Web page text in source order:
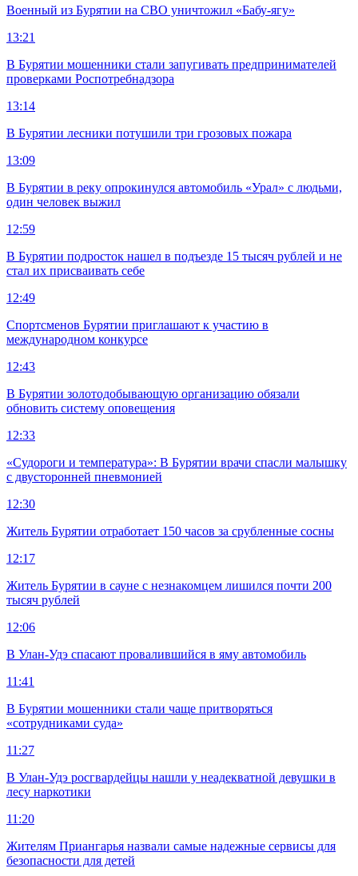
Военный из Бурятии на СВО уничтожил «Бабу-ягу»
13:21
В Бурятии мошенники стали запугивать предпринимателей
проверками Роспотребнадзора
13:14
В Бурятии лесники потушили три грозовых пожара
13:09
В Бурятии в реку опрокинулся автомобиль «Урал» с людьми,
один человек выжил
12:59
В Бурятии подросток нашел в подъезде 15 тысяч рублей и не
стал их присваивать себе
12:49
Спортсменов Бурятии приглашают к участию в
международном конкурсе
12:43
В Бурятии золотодобывающую организацию обязали
обновить систему оповещения
12:33
«Судороги и температура»: В Бурятии врачи спасли малышку
с двусторонней пневмонией
12:30
Житель Бурятии отработает 150 часов за срубленные сосны
12:17
Житель Бурятии в сауне с незнакомцем лишился почти 200
тысяч рублей
12:06
В Улан-Удэ спасают провалившийся в яму автомобиль
11:41
В Бурятии мошенники стали чаще притворяться
«сотрудниками суда»
11:27
В Улан-Удэ росгвардейцы нашли у неадекватной девушки в
лесу наркотики
11:20
Жителям Приангарья назвали самые надежные сервисы для
безопасности для детей